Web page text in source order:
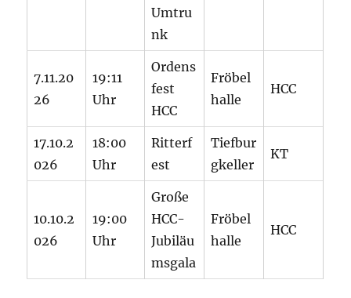
Umtru
nk
7.11.20
26
19:11
Uhr
Ordens
fest
HCC
Fröbel
halle
HCC
17.10.2
026
18:00
Uhr
Ritterf
est
Tiefbur
gkeller
KT
10.10.2
026
19:00
Uhr
Große
HCC-
Jubiläu
msgala
Fröbel
halle
HCC